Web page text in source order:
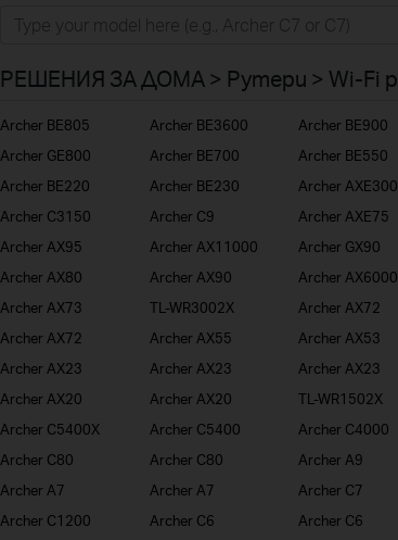
Бизнес решения
ДОСТАВЧИЦИ НА УСЛУГИ
РЕШЕНИЯ ЗА ДОМА > Рутери > Wi-Fi
Archer BE805 Archer BE3600 Archer BE900
Archer GE800
Archer BE700 Archer BE550
Archer BE220
Archer BE230 Archer AXE300
Archer C3150
Archer C9 Archer AXE75
Archer AX95
Archer AX11000 Archer GX90
Archer AX80
Archer AX90 Archer AX6000
Archer AX73
TL-WR3002X Archer AX72
Archer AX72
Archer AX55 Archer AX53
Archer AX23
Archer AX23 Archer AX23
Archer AX20
Archer AX20 TL-WR1502X
Archer C5400X
Archer C5400 Archer C4000
Archer C80
Archer C80 Archer A9
Archer A7
Archer A7 Archer C7
Archer C1200
Archer C6 Archer C6